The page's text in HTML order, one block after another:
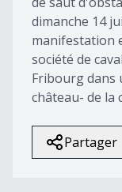
dimanche 14
manifestation
société de
Fribourg dans
château- de la
Partager